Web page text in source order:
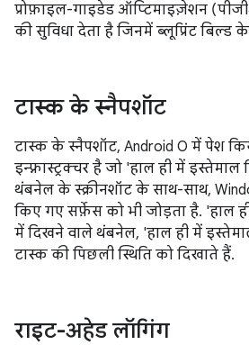
प्रोफ़ाइल-गाइडेड ऑप्टिमाइज़ेशन
की सुविधा देता है जिनमें ब्लूप्रिंट बिल्ड
टास्क के स्नैपशॉट
टास्क के स्नैपशॉट, Android O में पेश
इन्फ़्रास्ट्रक्चर है जो 'हाल ही में
थंबनेल के स्क्रीनशॉट के साथ-साथ,
किए गए सर्फ़ेस को भी जोड़ता है. 'हाल
में दिखने वाले थंबनेल, 'हाल ही में
टास्क की पिछली स्थिति को दिखाते हैं.
राइट-अहेड लॉगिंग